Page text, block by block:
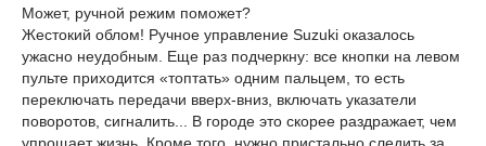
Может, ручной режим поможет?
Жестокий облом! Ручное управление Suzuki оказалось
ужасно неудобным. Еще раз подчеркну: все кнопки на левом
пульте приходится «топтать» одним пальцем, то есть
переключать передачи вверх-вниз, включать указатели
поворотов, сигналить... В городе это скорее раздражает, чем